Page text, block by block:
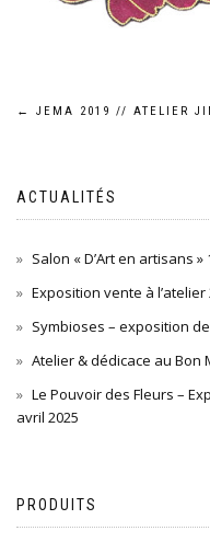
Navigation
l’article
← JEMA 2019 // ATELIER
ACTUALITÉS
Salon « D’Art en artisans
Exposition vente à l’atelier
Symbioses – exposition
Atelier & dédicace au Bon
Le Pouvoir des Fleurs –
avril 2025
PRODUITS